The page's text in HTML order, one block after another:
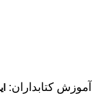
آموزش کتابداران: